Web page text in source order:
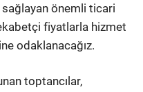
önemli ticari
fiyatlarla hizmet
odaklanacağız.
toptancılar,